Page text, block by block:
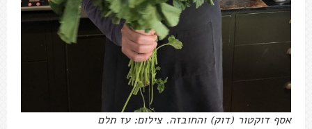
אסף דוקטור (דוק) והחובזה. צילום: עז תלם